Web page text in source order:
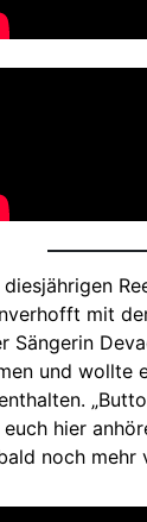
mit
Sängerin
und wollte
hier
noch mehr